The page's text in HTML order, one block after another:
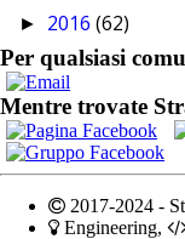
► 2016 (62)
Per qualsiasi
Mentre trovate
2017-2024 -
Engineering,